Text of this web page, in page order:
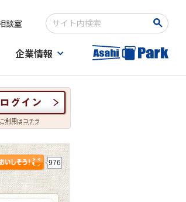
談室
検索キーワード入力
企業情報
利用はコチラ
976